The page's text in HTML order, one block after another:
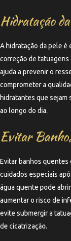
Hidratação
A hidratação da pele é
correção de tatuagens
ajuda a prevenir o
comprometer a
hidratantes que sejam
ao longo do dia.
Evitar
Evitar banhos quentes
cuidados especiais
água quente pode
aumentar o risco de
evite submergir a
de cicatrização.